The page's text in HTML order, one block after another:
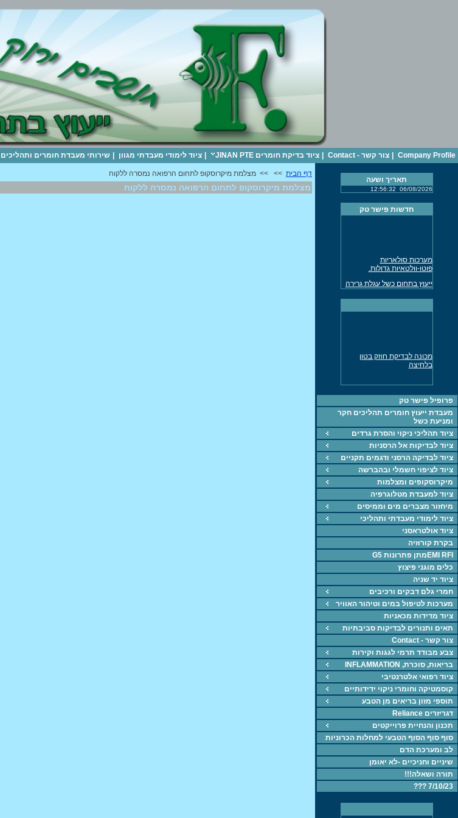
Company Profile צור קשר - Contact ציוד בדיקת חומרים JINAN PTE ציוד לימודי מעבדתי מגוון שירותי מעבדת חומרים ותהליכים
תאריך ושעה
06/08/2026
12:56:32
חדשות פישר טק
מערכות סולאריות
פוטו-וולטאיות גדולות.
ייעוץ בתחום כשל עגלת גרירה
למשאית
לתעשיה
מכונה אוניברסלית לבדיקת
חומרים UTM
תהליכים וחקר כשל
מכונה אוניברסאלית 5KN
לבדיקת חומרים
מד עובי צבע, דופן
מכונת מתיחה 60 טון נמסרה
לתעשיה
מכונה לבדיקת חוזק בטון
בלחיצה
פרופיל פישר טק
מעבדת ייעוץ חומרים תהליכים חקר
ומניעת כשל
ציוד תהליכי ניקוי והסרת גרדים
ציוד לבדיקות אל הרסניות
ציוד לבדיקה הרסני ודגמים תקניים
ציוד לציפוי חשמלי ובהברשה
מיקרוסקופים ומצלמות
ציוד למעבדת מטלוגרפיה
מיחזור מצברים מים וממיסים
ציוד לימודי מעבדתי ותהליכי
ציוד אולטראסני
בקרת קורוזיה
EMI RFIמתן פתרונות G5
כלים מוגני פיצוץ
ציוד יד שניה
חמרי גלם דבקים ורכיבים
מערכות לטיפול במים וטיהור האוויר
ציוד מדידות מכאניות
תאים ותנורים לבדיקות סביבתיות
צור קשר - Contact
צבע מבודד תרמי לגגות וקירות
בריאות, סוכרת, INFLAMMATION
ציוד רפואי אלטרנטיבי
קוסמטיקה וחומרי ניקוי ידידותיים
תוספי מזון בריאים מן הטבע
דגריזרים Reliance
תכנון והנחיית פרוייקטים
סוף סוף הסוף הטבעי למחלות הכרוניות
לב ומערכת הדם
שיניים וחניכיים -לא יאומן
תורה ושאלה!!!
7/10/23 ???
דף הבית >> >> מצלמת מיקרוסקופ לתחום הרפואה נמסרה ללקוח
מצלמת מיקרוסקופ לתחום הרפואה נמסרה ללקוח